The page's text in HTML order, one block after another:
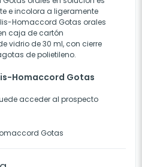
e incolora a ligeramente
Homaccord Gotas orales
caja de cartón
vidrio de 30 ml, con cierre
de polietileno.
Homaccord Gotas
acceder al prospecto
Gotas